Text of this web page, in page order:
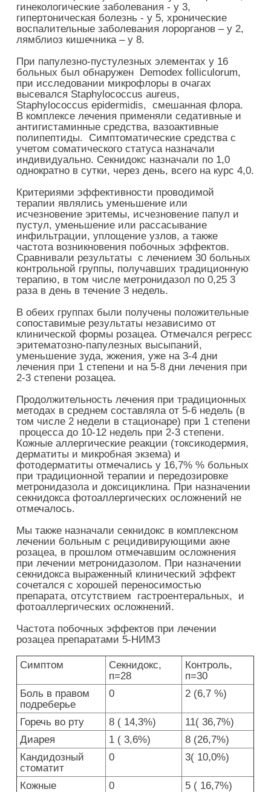
гинекологические заболевания - у 3,
гипертоническая болезнь - у 5, хронические
воспалительные заболевания лорорганов – у 2,
лямблиоз кишечника – у 8.
При папулезно-пустулезных элементах у 16
больных был обнаружен Demodex folliculorum,
при исследовании микрофлоры в очагах
высевался Staphylococсus aurеus,
Staphylococcus epidermidis, смешанная флора.
В комплексе лечения применяли седативные и
антигистаминные средства, вазоактивные
полипептиды. Симптоматические средства с
учетом соматического статуса назначали
индивидуально. Секнидокс назначали по 1,0
однократно в сутки, через день, всего на курс 4,0.
Критериями эффективности проводимой
терапии являлись уменьшение или
исчезновение эритемы, исчезновение папул и
пустул, уменьшение или рассасывание
инфильтрации, уплощение узлов, а также
частота возникновения побочных эффектов.
Сравнивали результаты с лечением 30 больных
контрольной группы, получавших традиционную
терапию, в том числе метронидазол по 0,25 3
раза в день в течение 3 недель.
В обеих группах были получены положительные
сопоставимые результаты независимо от
клинической формы розацеа. Отмечался регресс
эритематозно-папулезных высыпаний,
уменьшение зуда, жжения, уже на 3-4 дни
лечения при 1 степени и на 5-8 дни лечения при
2-3 степени розацеа.
Продолжительность лечения при традиционных
методах в среднем составляла от 5-6 недель (в
том числе 2 недели в стационаре) при 1 степени
процесса до 10-12 недель при 2-3 степени.
Кожные аллергические реакции (токсикодермия,
дерматиты и микробная экзема) и
фотодерматиты отмечались у 16,7% % больных
при традиционной терапии и передозировке
метронидазола и доксициклина. При назначении
секнидокса фотоаллергических осложнений не
отмечалось.
Мы также назначали секнидокс в комплексном
лечении больным с рецидивирующими акне
розацеа, в прошлом отмечавшим осложнения
при лечении метронидазолом. При назначении
секнидокса выраженный клинический эффект
сочетался с хорошей переносимостью
препарата, отсутствием гастроентеральных, и
фотоаллергических осложнений.
Частота побочных эффектов при лечении
розацеа препаратами 5-НИМЗ
Симптом
Секнидокс,
п=28
Контроль,
п=30
Боль в правом
подреберье
0 2 (6,7 %)
Горечь во рту 8 ( 14,3%)
11( 36,7%)
Диарея
1 ( 3,6%)
8 (26,7%)
Кандидозный
стоматит
0 3( 10,0%)
Кожные
0
5 ( 16,7%)